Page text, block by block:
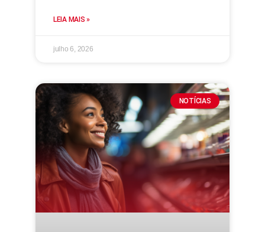
LEIA MAIS »
julho 6, 2026
NOTÍCIAS